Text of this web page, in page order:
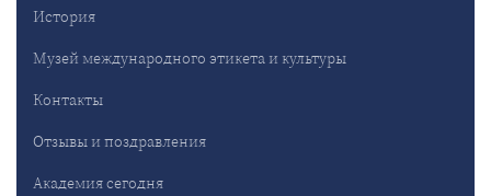
История
Музей международного этикета и культуры
Контакты
Отзывы и поздравления
Академия сегодня